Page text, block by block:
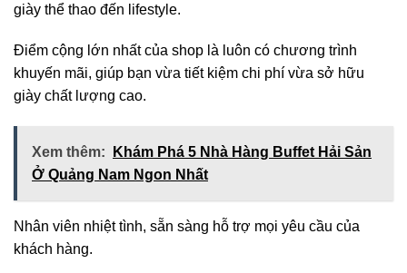
giày thể thao đến lifestyle.
Điểm cộng lớn nhất của shop là luôn có chương trình
khuyến mãi, giúp bạn vừa tiết kiệm chi phí vừa sở hữu
giày chất lượng cao.
Xem thêm:
Khám Phá 5 Nhà Hàng Buffet Hải Sản
Ở Quảng Nam Ngon Nhất
Nhân viên nhiệt tình, sẵn sàng hỗ trợ mọi yêu cầu của
khách hàng.